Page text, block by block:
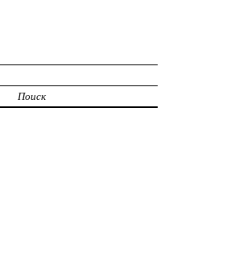
Поиск